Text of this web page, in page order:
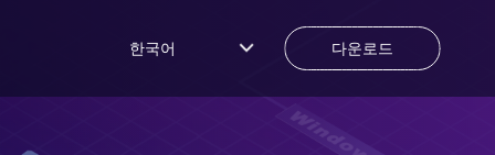
한국어 다운로드